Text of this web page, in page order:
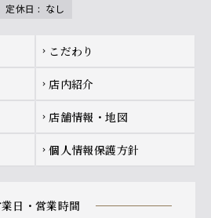
定休日 : なし
chevron_right こだわり
chevron_right 店内紹介
chevron_right 店舗情報・地図
chevron_right 個人情報保護方針
営業日・営業時間